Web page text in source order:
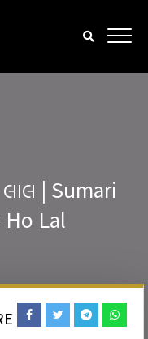
| Sumari
Lal